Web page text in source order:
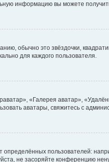
информацию вы можете
обычно это звёздочки,
для каждого пользователя.
«Галерея аватар»,
аватары, свяжитесь с
пользователей:
не засоряйте конференцию